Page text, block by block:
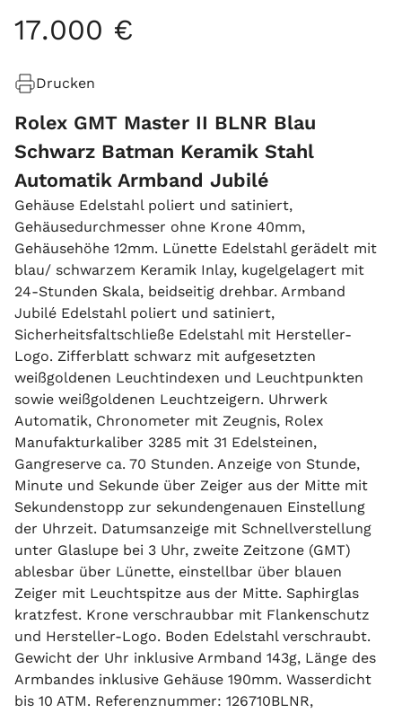
17.000 €
Drucken
Rolex GMT Master II BLNR Blau
Schwarz Batman Keramik Stahl
Automatik Armband Jubilé
Gehäuse Edelstahl poliert und satiniert,
Gehäusedurchmesser ohne Krone 40mm,
Gehäusehöhe 12mm. Lünette Edelstahl gerädelt mit
blau/ schwarzem Keramik Inlay, kugelgelagert mit
24-Stunden Skala, beidseitig drehbar. Armband
Jubilé Edelstahl poliert und satiniert,
Sicherheitsfaltschließe Edelstahl mit Hersteller-
Logo. Zifferblatt schwarz mit aufgesetzten
weißgoldenen Leuchtindexen und Leuchtpunkten
sowie weißgoldenen Leuchtzeigern. Uhrwerk
Automatik, Chronometer mit Zeugnis, Rolex
Manufakturkaliber 3285 mit 31 Edelsteinen,
Gangreserve ca. 70 Stunden. Anzeige von Stunde,
Minute und Sekunde über Zeiger aus der Mitte mit
Sekundenstopp zur sekundengenauen Einstellung
der Uhrzeit. Datumsanzeige mit Schnellverstellung
unter Glaslupe bei 3 Uhr, zweite Zeitzone (GMT)
ablesbar über Lünette, einstellbar über blauen
Zeiger mit Leuchtspitze aus der Mitte. Saphirglas
kratzfest. Krone verschraubbar mit Flankenschutz
und Hersteller-Logo. Boden Edelstahl verschraubt.
Gewicht der Uhr inklusive Armband 143g, Länge des
Armbandes inklusive Gehäuse 190mm. Wasserdicht
bis 10 ATM. Referenznummer: 126710BLNR,